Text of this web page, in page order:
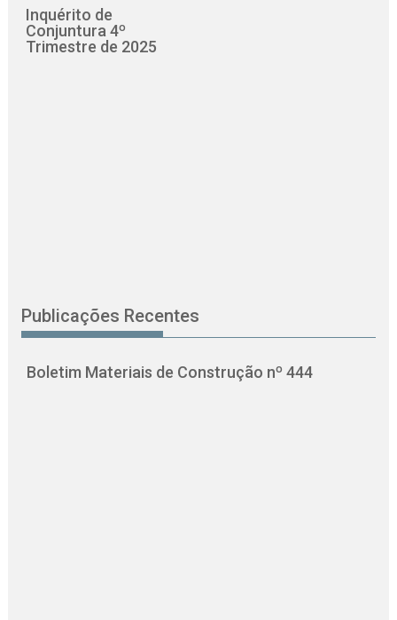
Inquérito de
Conjuntura 4º
Trimestre de 2025
Publicações Recentes
Boletim Materiais de Construção nº 444